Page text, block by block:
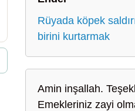
Rüyada köpek
birini kurtarmak
Amin inşallah.
Emekleriniz zayi